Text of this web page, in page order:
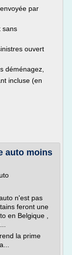
par
sans
ouvert
déménagez,
incluse (en
auto moins
n'est pas
feront une
en Belgique ,
la prime